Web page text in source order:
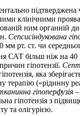
підтверджена
клінічними
ним органній
Сепсисіндукована
мм рт. ст. чи
САТ більш ніж на 40
гіпотензії.
яка
терапію («рідинну
гіпоперфузія
гіпотензія з
та олігурією.